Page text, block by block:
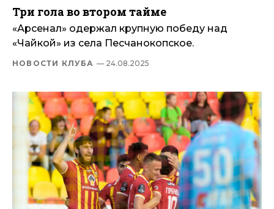
Три гола во втором тайме
«Арсенал» одержал крупную победу над
«Чайкой» из села Песчанокопское.
НОВОСТИ КЛУБА — 24.08.2025